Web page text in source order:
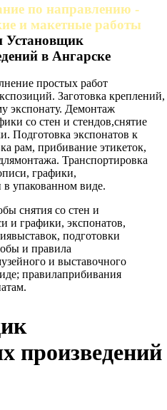
по направлению -
и макетные работы
Установщик
в Ангарске
простых работ
Заготовка креплений,
экспонату. Демонтаж
со стен и стендов,снятие
Подготовка экспонатов к
рам, прибивание этикеток,
Транспортировка
графики,
упакованном виде.
снятия со стен и
и графики, экспонатов,
подготовки
и правила
и выставочного
правилаприбивания
произведений